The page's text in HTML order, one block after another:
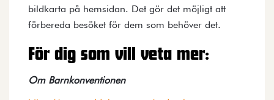
bildkarta på hemsidan. Det gör det möjligt att
förbereda besöket för dem som behöver det.
För dig som vill veta mer:
Om Barnkonventionen